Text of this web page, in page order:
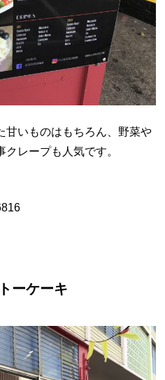
甘いものはもちろん、野菜や
レープも人気です。
ーケーキ